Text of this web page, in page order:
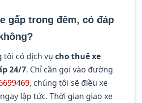
gấp trong đêm, có đáp
tôi có dịch vụ cho thuê xe
24/7. Chỉ cần gọi vào đường
, chúng tôi sẽ điều xe
lập tức. Thời gian giao xe